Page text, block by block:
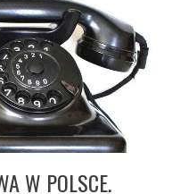
W POLSCE.